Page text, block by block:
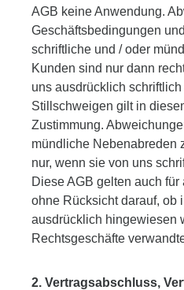
AGB keine Anwendung.
Geschäftsbedingungen
schriftliche und / oder
Kunden sind nur dann
uns ausdrücklich
Stillschweigen gilt in
Zustimmung.
mündliche Nebenabreden
nur, wenn sie von uns
Diese AGB gelten auch
ohne Rücksicht darauf, ob
ausdrücklich hingewiesen
Rechtsgeschäfte
2. Vertragsabschluss,